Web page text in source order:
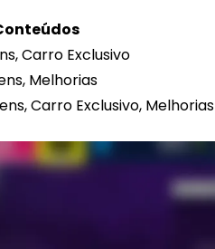
Carro Exclusivo
Melhorias
Carro Exclusivo, Melhorias